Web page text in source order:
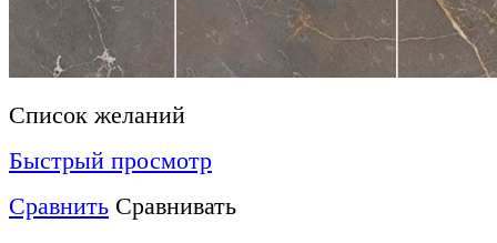
Список желаний
Быстрый просмотр
Сравнить Сравнивать